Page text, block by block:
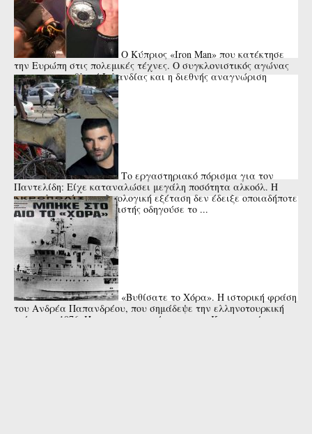
Ο Κύπριος «Iron Man» που κατέκτησε
την Ευρώπη στις πολεμικές τέχνες. Ο συγκλονιστικός αγώνας
με τον πρωταθλητή Ιρλανδίας και η διεθνής αναγνώριση
(Βίντεο)
Το εργαστηριακό πόρισμα για τον
Παντελίδη: Είχε καταναλώσει μεγάλη ποσότητα αλκοόλ. Η
αιματολογική και τοξικολογική εξέταση δεν έδειξε οποιαδήποτε
άλλη ουσία. Ο τραγουδιστής οδηγούσε το ...
«Βυθίσατε το Χόρα». Η ιστορική φράση
του Ανδρέα Παπανδρέου, που σημάδεψε την ελληνοτουρκική
κρίση του 1976. Ήταν σε συνεννόηση με τον Κωνσταντίνο